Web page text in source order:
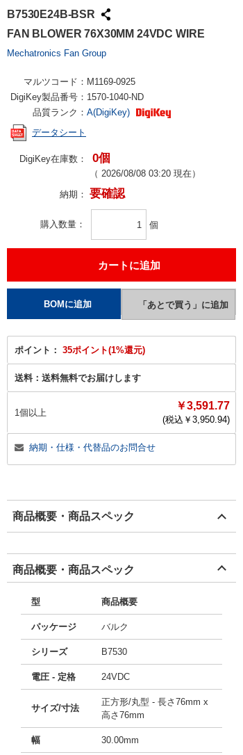
B7530E24B-BSR
FAN BLOWER 76X30MM 24VDC WIRE
Mechatronics Fan Group
マルツコード： M1169-0925
DigiKey製品番号： 1570-1040-ND
品質ランク： A(DigiKey)
データシート
DigiKey在庫数： 0個
（ 2026/08/08 03:20 現在）
納期： 要確認
購入数量 個
ポイント： 35ポイント(1%還元)
送料： 送料無料でお届けします
1個以上
￥3,591.77
(税込￥ 3,950.94)
納期・仕様・代替品のお問合せ
商品概要・商品スペック
商品概要・商品スペック
型 商品概要
パッケージ バルク
シリーズ B7530
電圧 - 定格 24VDC
サイズ/寸法
正方形/丸型 - 長さ76mm x
高さ76mm
幅 30.00mm